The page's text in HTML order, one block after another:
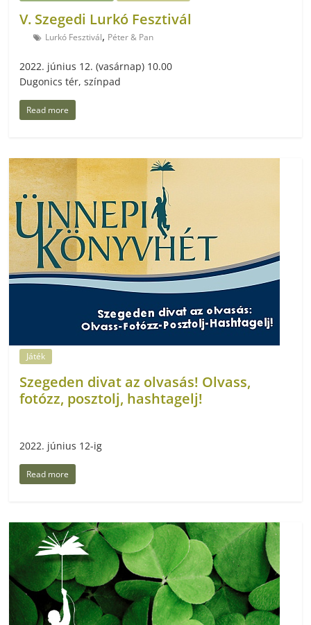
V. Szegedi Lurkó Fesztivál
Lurkó Fesztivál, Péter & Pan
2022. június 12. (vasárnap) 10.00
Dugonics tér, színpad
Read more
Játék
Szegeden divat az olvasás! Olvass,
fotózz, posztolj, hashtagelj!
2022. június 12-ig
Read more